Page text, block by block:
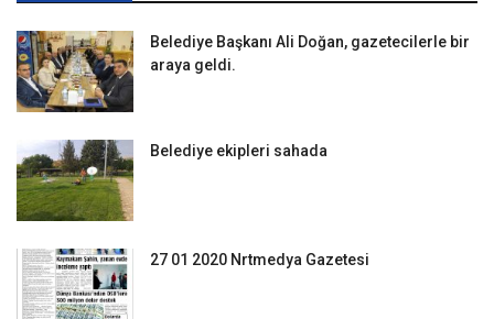
Belediye Başkanı Ali Doğan, gazetecilerle bir
araya geldi.
Belediye ekipleri sahada
27 01 2020 Nrtmedya Gazetesi